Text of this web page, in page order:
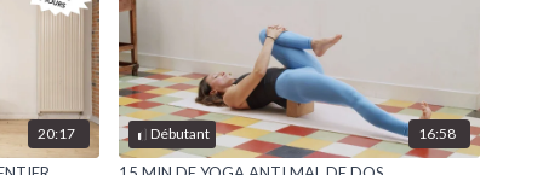
20:17 Débutant 16:58